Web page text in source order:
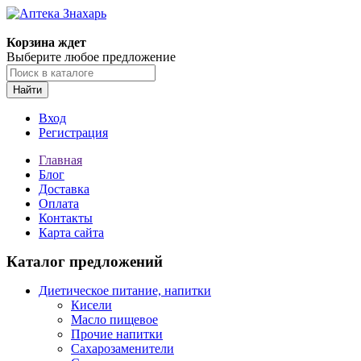
Корзина ждет
Выберите любое предложение
Найти
Вход
Регистрация
Главная
Блог
Доставка
Оплата
Контакты
Карта сайта
Каталог предложений
Диетическое питание, напитки
Кисели
Масло пищевое
Прочие напитки
Сахарозаменители